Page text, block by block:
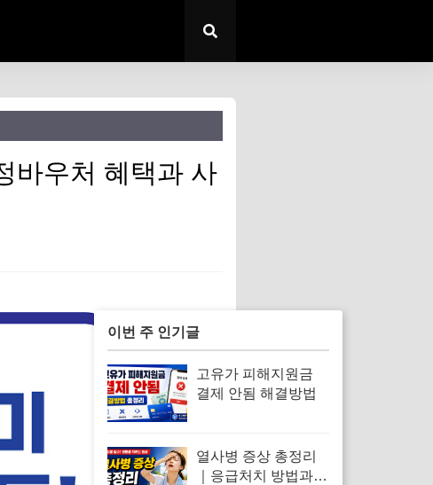
바우처 혜택과 사
이번 주 인기글
고유가 피해지원금
결제 안됨 해결방법
열사병 증상 총정리
｜응급처치 방법과